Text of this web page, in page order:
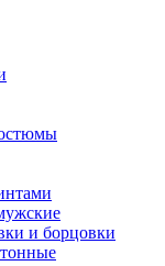
и борцовки